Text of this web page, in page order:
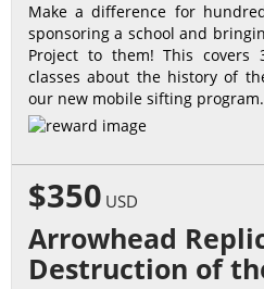
Make a difference for
sponsoring a school and
Project to them! This
classes about the history of
our new mobile sifting program.
$350 USD
Arrowhead
Destruction of